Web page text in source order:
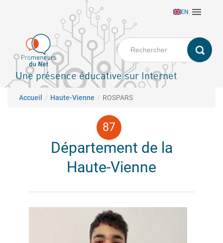
principal
EN 
Une présence éducative sur Internet
Fil d'Ariane
Accueil Haute-Vienne ROSPARS
Département de la
Haute-Vienne